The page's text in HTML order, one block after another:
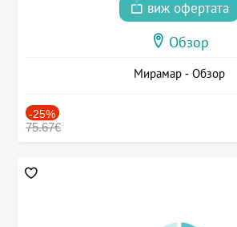
виж офертата
Обзор
Мирамар - Обзор
-25%
75.67€